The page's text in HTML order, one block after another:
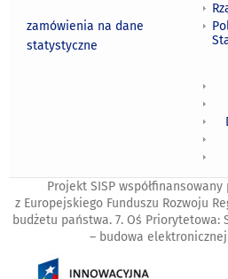
zamówienia na dane
statystyczne
Projekt SISP
z Europejskiego Funduszu Rozwoju
budżetu państwa. 7. Oś Priorytetowa:
– budowa